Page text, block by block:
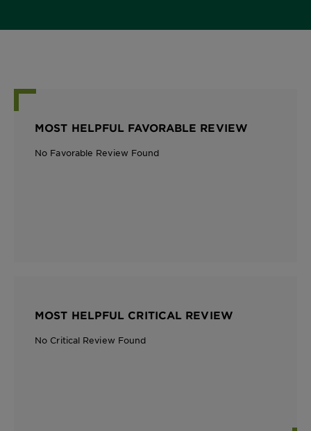
MOST HELPFUL FAVORABLE REVIEW
No Favorable Review Found
MOST HELPFUL CRITICAL REVIEW
No Critical Review Found